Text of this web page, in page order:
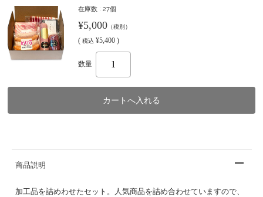
在庫数 : 27個
¥5,000 （税別）
( 税込 ¥5,400 )
数量
商品説明
加工品を詰めわせたセット。人気商品を詰め合わせていますので、